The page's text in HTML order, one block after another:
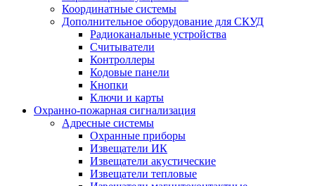
Координатные системы
Дополнительное оборудование для СКУД
Радиоканальные устройства
Считыватели
Контроллеры
Кодовые панели
Кнопки
Ключи и карты
Охранно-пожарная сигнализация
Адресные системы
Охранные приборы
Извещатели ИК
Извещатели акустические
Извещатели тепловые